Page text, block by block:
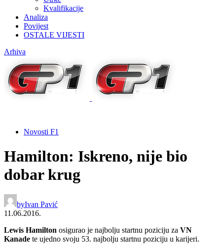
Kvalifikacije
Analiza
Povijest
OSTALE VIJESTI
Arhiva
Novosti F1
Hamilton: Iskreno, nije bio
dobar krug
byIvan Pavić
11.06.2016.
Lewis Hamilton osigurao je najbolju startnu poziciju za VN
Kanade te ujedno svoju 53. najbolju startnu poziciju u karijeri.